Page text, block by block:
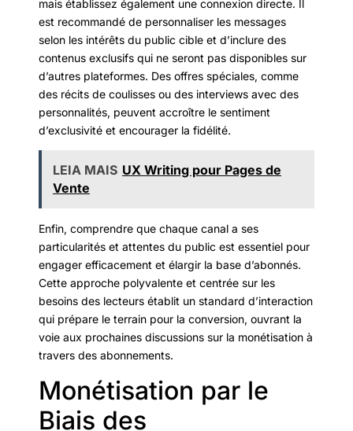
mais établissez également une connexion directe. Il
est recommandé de personnaliser les messages
selon les intérêts du public cible et d’inclure des
contenus exclusifs qui ne seront pas disponibles sur
d’autres plateformes. Des offres spéciales, comme
des récits de coulisses ou des interviews avec des
personnalités, peuvent accroître le sentiment
d’exclusivité et encourager la fidélité.
LEIA MAIS UX Writing pour Pages de
Vente
Enfin, comprendre que chaque canal a ses
particularités et attentes du public est essentiel pour
engager efficacement et élargir la base d’abonnés.
Cette approche polyvalente et centrée sur les
besoins des lecteurs établit un standard d’interaction
qui prépare le terrain pour la conversion, ouvrant la
voie aux prochaines discussions sur la monétisation à
travers des abonnements.
Monétisation par le
Biais des